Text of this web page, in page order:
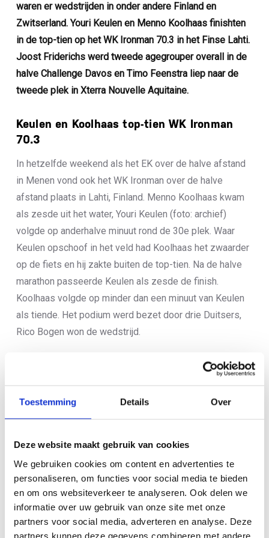
Toestemming Details Over
Deze website maakt gebruik van cookies
We gebruiken cookies om content en advertenties te
personaliseren, om functies voor social media te bieden
en om ons websiteverkeer te analyseren. Ook delen we
informatie over uw gebruik van onze site met onze
partners voor social media, adverteren en analyse. Deze
partners kunnen deze gegevens combineren met andere
waren er wedstrijden in onder andere Finland en
Zwitserland. Youri Keulen en Menno Koolhaas finishten
in de top-tien op het WK Ironman 70.3 in het Finse Lahti.
Joost Friderichs werd tweede agegrouper overall in de
halve Challenge Davos en Timo Feenstra liep naar de
tweede plek in Xterra Nouvelle Aquitaine.
Keulen en Koolhaas top-tien WK Ironman
70.3
In hetzelfde weekend als het EK over de halve afstand
in Menen vond ook het WK Ironman over de halve
afstand plaats in Lahti, Finland. Menno Koolhaas kwam
als zesde uit het water, Youri Keulen (foto: archief)
volgde op anderhalve minuut rond de 30e plek. Waar
Keulen opschoof in het veld had Koolhaas het zwaarder
op de fiets en hij zakte buiten de top-tien. Na de halve
marathon passeerde Keulen als zesde de finish.
Koolhaas volgde op minder dan een minuut van Keulen
als tiende. Het podium werd bezet door drie Duitsers,
Rico Bogen won de wedstrijd.